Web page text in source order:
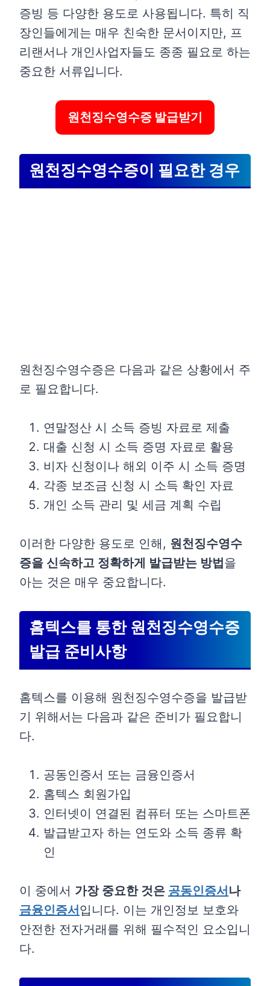
증빙 등 다양한 용도로 사용됩니다. 특히 직
장인들에게는 매우 친숙한 문서이지만, 프
리랜서나 개인사업자들도 종종 필요로 하는
중요한 서류입니다.
원천징수영수증 발급받기
원천징수영수증이 필요한 경우
원천징수영수증은 다음과 같은 상황에서 주
로 필요합니다.
연말정산 시 소득 증빙 자료로 제출
대출 신청 시 소득 증명 자료로 활용
비자 신청이나 해외 이주 시 소득 증명
각종 보조금 신청 시 소득 확인 자료
개인 소득 관리 및 세금 계획 수립
이러한 다양한 용도로 인해, 원천징수영수
증을 신속하고 정확하게 발급받는 방법을
아는 것은 매우 중요합니다.
홈텍스를 통한 원천징수영수증
발급 준비사항
홈텍스를 이용해 원천징수영수증을 발급받
기 위해서는 다음과 같은 준비가 필요합니
다.
공동인증서 또는 금융인증서
홈텍스 회원가입
인터넷이 연결된 컴퓨터 또는 스마트폰
발급받고자 하는 연도와 소득 종류 확
인
이 중에서 가장 중요한 것은 공동인증서나
금융인증서입니다. 이는 개인정보 보호와
안전한 전자거래를 위해 필수적인 요소입니
다.